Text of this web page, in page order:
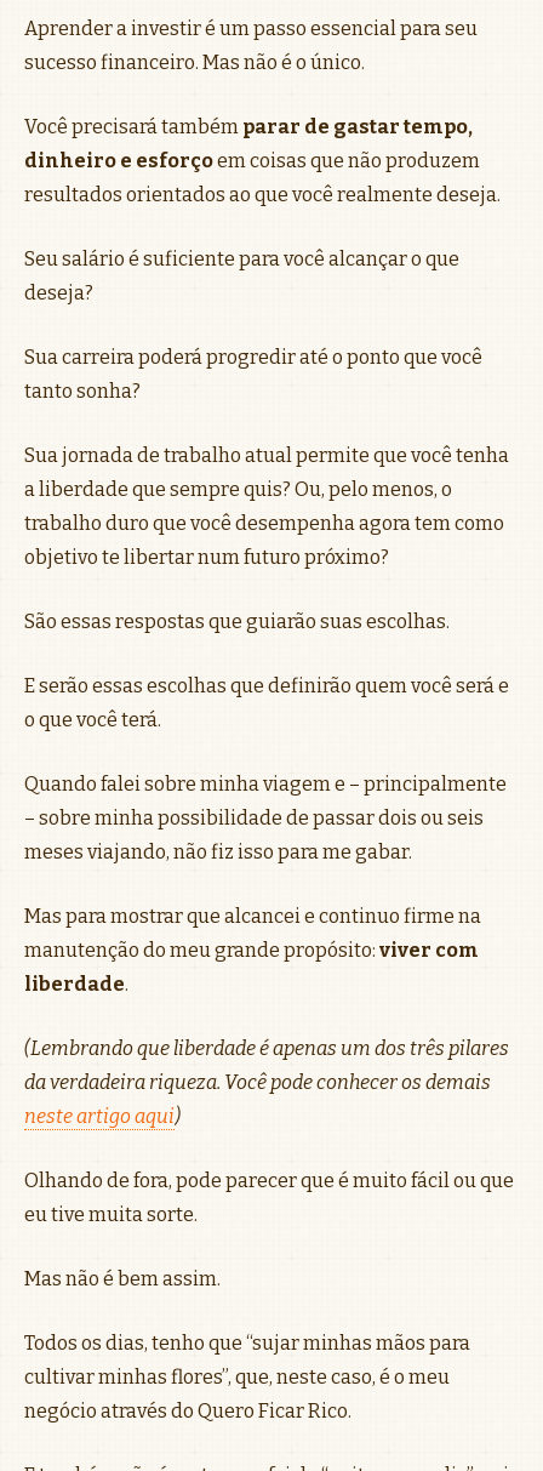
Aprender a investir é um passo essencial para seu
sucesso financeiro. Mas não é o único.
Você precisará também parar de gastar tempo,
dinheiro e esforçoem coisas que não produzem
resultados orientados ao que você realmente deseja.
Seu salário é suficiente para você alcançar o que
deseja?
Sua carreira poderá progredir até o ponto que você
tanto sonha?
Sua jornada de trabalho atual permite que você tenha
a liberdade que sempre quis? Ou, pelo menos, o
trabalho duro que você desempenha agora tem como
objetivo te libertar num futuro próximo?
São essas respostas que guiarão suas escolhas.
E serão essas escolhas que definirão quem você será e
o que você terá.
Quando falei sobre minha viagem e – principalmente
– sobre minha possibilidade de passar dois ou seis
meses viajando, não fiz isso para me gabar.
Mas para mostrar que alcancei e continuo firme na
manutenção do meu grande propósito: viver com
liberdade.
(Lembrando que liberdade é apenas um dos três pilares
da verdadeira riqueza. Você pode conhecer os demais
neste artigo aqui)
Olhando de fora, pode parecer que é muito fácil ou que
eu tive muita sorte.
Mas não é bem assim.
Todos os dias, tenho que “sujar minhas mãos para
cultivar minhas flores”, que, neste caso, é o meu
negócio através do Quero Ficar Rico.